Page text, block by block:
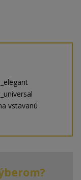
vstavanú